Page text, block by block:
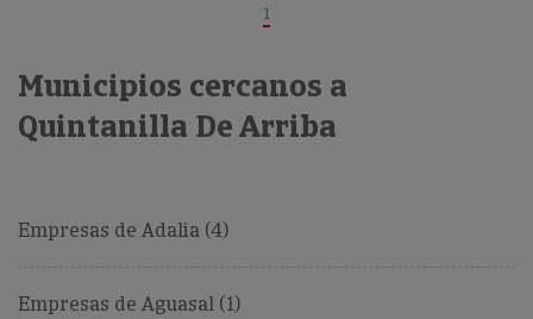
1
Municipios cercanos a
Quintanilla De Arriba
Empresas de Adalia (4)
Empresas de Aguasal (1)